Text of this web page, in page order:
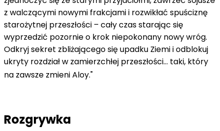
z walczącymi nowymi frakcjami i rozwikłać spuściznę
starożytnej przeszłości – cały czas starając się
wyprzedzić pozornie o krok niepokonany nowy wróg.
Odkryj sekret zbliżającego się upadku Ziemi i odblokuj
ukryty rozdział w zamierzchłej przeszłości... taki, który
na zawsze zmieni Aloy."
Rozgrywka